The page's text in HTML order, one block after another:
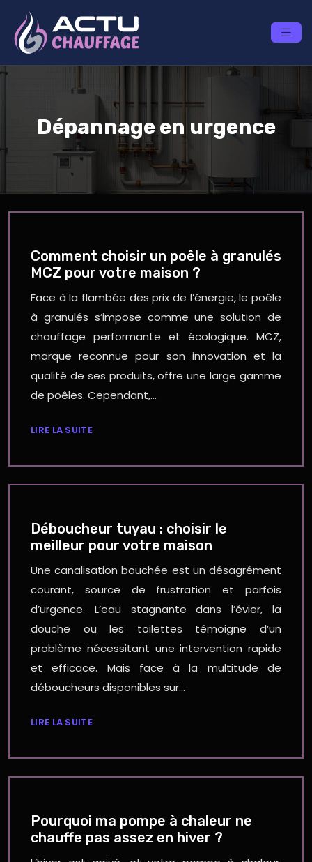
Dépannage en urgence
Comment choisir un poêle à granulés
MCZ pour votre maison ?
Face à la flambée des prix de l’énergie, le poêle
à granulés s’impose comme une solution de
chauffage performante et écologique. MCZ,
marque reconnue pour son innovation et la
qualité de ses produits, offre une large gamme
de poêles. Cependant,…
LIRE LA SUITE
Déboucheur tuyau : choisir le
meilleur pour votre maison
Une canalisation bouchée est un désagrément
courant, source de frustration et parfois
d’urgence. L’eau stagnante dans l’évier, la
douche ou les toilettes témoigne d’un
problème nécessitant une intervention rapide
et efficace. Mais face à la multitude de
déboucheurs disponibles sur…
LIRE LA SUITE
Pourquoi ma pompe à chaleur ne
chauffe pas assez en hiver ?